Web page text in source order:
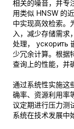
相关的噪音，并专
用类似 HNSW 的
中实现高效检索。
入，减少存储需求
处理， ускорить
少冗余计算。根据
查询上的性能，并
通过系统性实施这
确率、资源利用率
议定期进行压力测
系统在技术发展中